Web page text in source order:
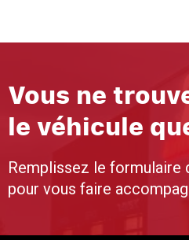
Vous ne
le véhicule
Remplissez le formulaire
pour vous faire